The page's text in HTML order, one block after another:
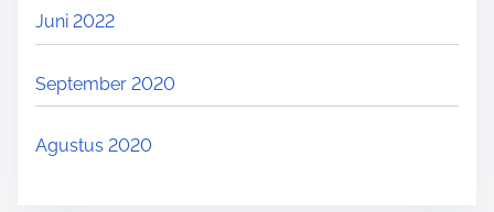
Juni 2022
September 2020
Agustus 2020